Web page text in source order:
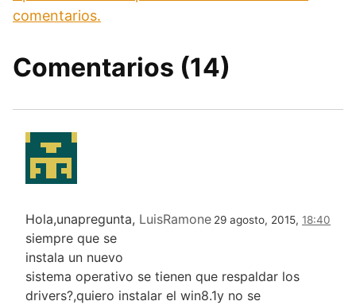
comentarios.
Comentarios (14)
LuisRamone 29 agosto, 2015, 18:40
Hola,unapregunta,
siempre que se
instala un nuevo
sistema operativo se tienen que respaldar los
drivers?,quiero instalar el win8.1y no se